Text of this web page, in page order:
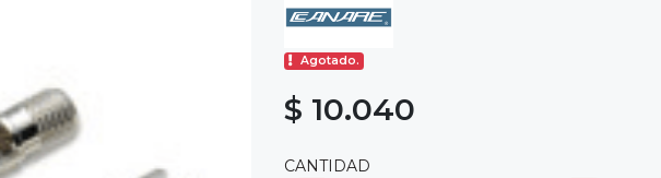
Agotado.
$ 10.040
CANTIDAD